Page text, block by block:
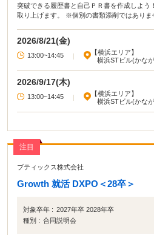
突破できる履歴書と自己ＰＲ書を作成しよう！》 その準備と注意のポイ
取り上げます。 ※個別の書類添削ではありま
2026/8/21(金)
13:00~14:45
【横浜エリア】
横浜STビル(かな
2026/9/17(木)
13:00~14:45
【横浜エリア】
横浜STビル(かな
注目
ブティックス株式会社
Growth 就活 DXPO＜28卒＞
対象卒年 : 2027年卒 2028年卒
種別 : 合同説明会